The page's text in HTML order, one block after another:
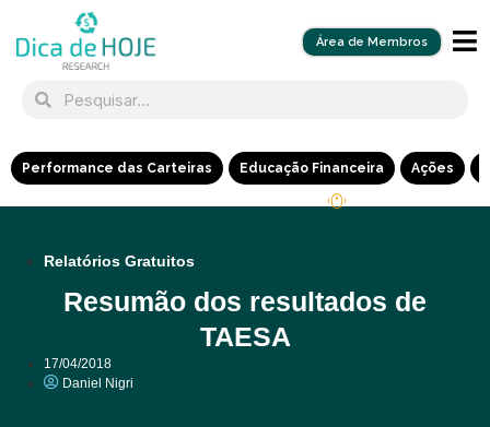
Área de Membros
Performance das Carteiras Educação Financeira Ações
Relatórios Gratuitos
Resumão dos resultados de
TAESA
17/04/2018
Daniel Nigri